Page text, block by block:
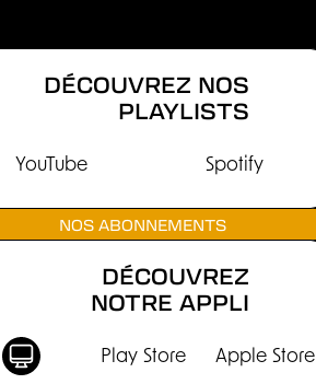
DÉCOUVREZ NOS
PLAYLISTS
YouTube Spotify
NOS ABONNEMENTS
DÉCOUVREZ
NOTRE APPLI
Play Store Apple Store